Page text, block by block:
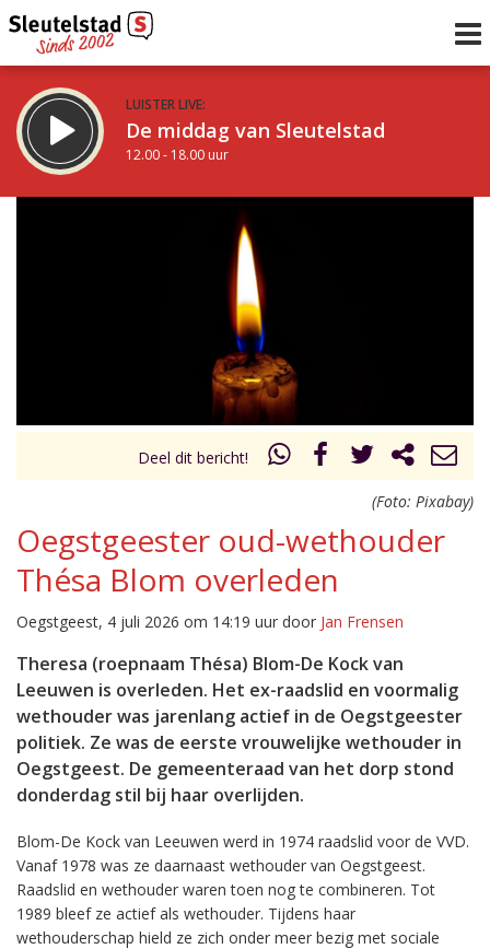
LUISTER LIVE:
De middag van Sleutelstad
12.00 - 18.00 uur
De avond van Sleutelstad
uur 1 van 0
Deel dit bericht!
(Foto: Pixabay)
Oegstgeester oud-wethouder
Thésa Blom overleden
Oegstgeest, 4 juli 2026 om 14:19 uur door Jan Frensen
Theresa (roepnaam Thésa) Blom-De Kock van
Leeuwen is overleden. Het ex-raadslid en voormalig
wethouder was jarenlang actief in de Oegstgeester
politiek. Ze was de eerste vrouwelijke wethouder in
Oegstgeest. De gemeenteraad van het dorp stond
donderdag stil bij haar overlijden.
Blom-De Kock van Leeuwen werd in 1974 raadslid voor de VVD.
Vanaf 1978 was ze daarnaast wethouder van Oegstgeest.
Raadslid en wethouder waren toen nog te combineren. Tot
1989 bleef ze actief als wethouder. Tijdens haar
wethouderschap hield ze zich onder meer bezig met sociale